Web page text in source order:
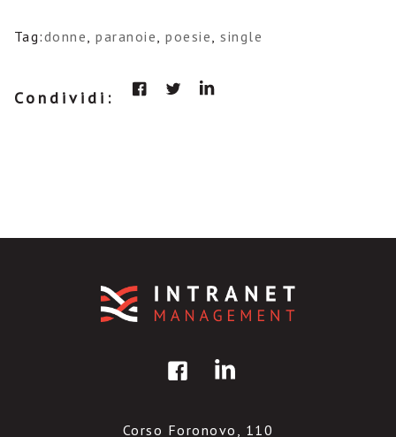
Tag:donne,paranoie,poesie,single
Condividi:
Corso Foronovo, 110